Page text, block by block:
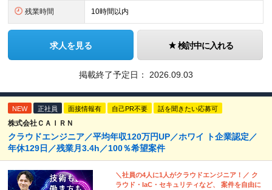
残業時間 10時間以内
求人を見る 検討中に入れる
掲載終了予定日： 2026.09.03
NEW 正社員 面接情報有 自己PR不要 話を聞きたい応募可
株式会社ＣＡＩＲＮ
クラウドエンジニア／平均年収120万円UP／ホワイ ト企業認定／
年休129日／残業月3.4h／100％希望案件
＼社員の4人に1人がクラウドエンジニア！／ ク
ラウド・IaC・セキュリティなど、 案件を自由に